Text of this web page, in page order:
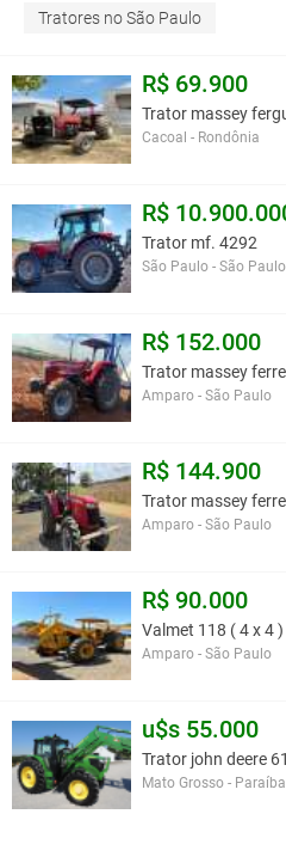
Tratores no São Paulo
R$ 69.900
Trator massey
Cacoal - Rondônia
R$
Trator mf. 4292
São Paulo - São Paulo
R$ 152.000
Trator massey
Amparo - São Paulo
R$ 144.900
Trator massey
Amparo - São Paulo
R$ 90.000
Valmet 118 ( 4 x 4
Amparo - São Paulo
u$s 55.000
Trator john deere
Mato Grosso - Paraíba